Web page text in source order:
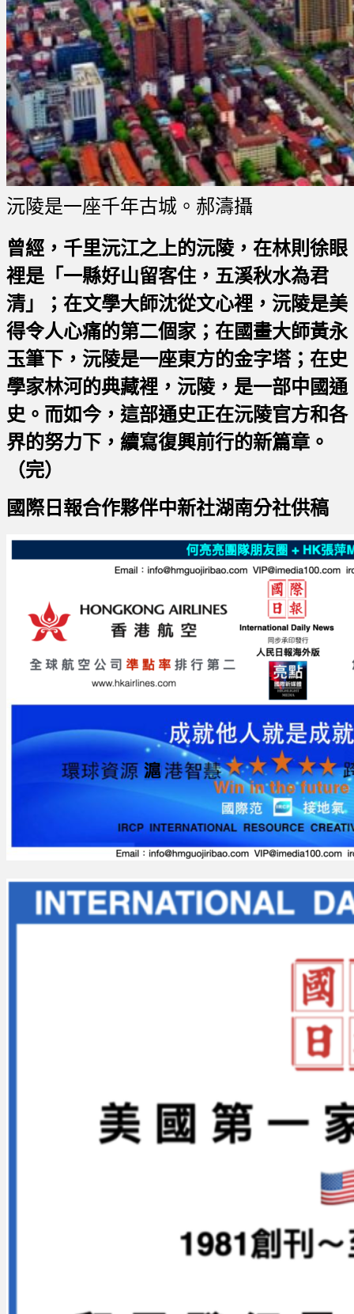
沅陵是一座千年古城。郝濤攝
曾經，千里沅江之上的沅陵，在林則徐眼
裡是「一縣好山留客住，五溪秋水為君
清」；在文學大師沈從文心裡，沅陵是美
得令人心痛的第二個家；在國畫大師黃永
玉筆下，沅陵是一座東方的金字塔；在史
學家林河的典藏裡，沅陵，是一部中國通
史。而如今，這部通史正在沅陵官方和各
界的努力下，續寫復興前行的新篇章。
（完）
國際日報合作夥伴中新社湖南分社供稿